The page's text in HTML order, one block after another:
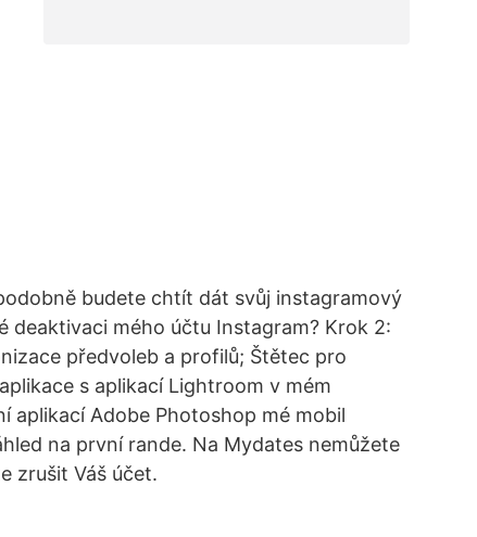
budete chtít dát svůj instagramový
deaktivaci mého účtu Instagram? Krok 2:
předvoleb a profilů; Štětec pro
s aplikací Lightroom v mém
aplikací Adobe Photoshop mé mobil
na první rande. Na Mydates nemůžete
zrušit Váš účet.